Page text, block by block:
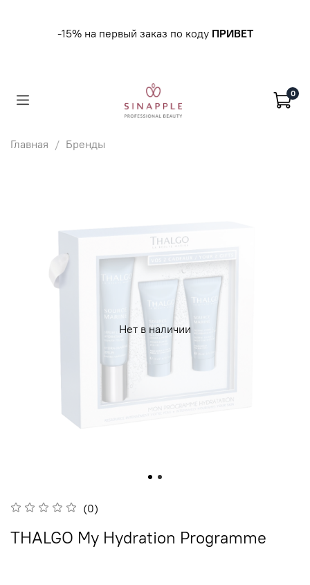
-15% на первый заказ по коду ПРИВЕТ
0
Главная Бренды
Нет в наличии
(0)
THALGO My Hydration Programme